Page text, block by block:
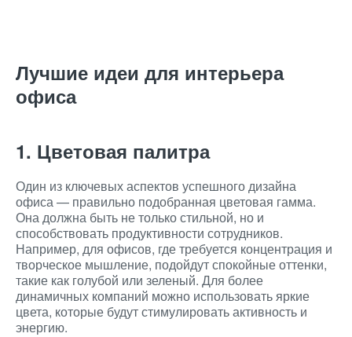
Лучшие идеи для интерьера
офиса
1. Цветовая палитра
Один из ключевых аспектов успешного дизайна
офиса — правильно подобранная цветовая гамма.
Она должна быть не только стильной, но и
способствовать продуктивности сотрудников.
Например, для офисов, где требуется концентрация и
творческое мышление, подойдут спокойные оттенки,
такие как голубой или зеленый. Для более
динамичных компаний можно использовать яркие
цвета, которые будут стимулировать активность и
энергию.